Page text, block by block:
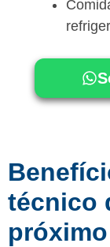
técnico
próximo